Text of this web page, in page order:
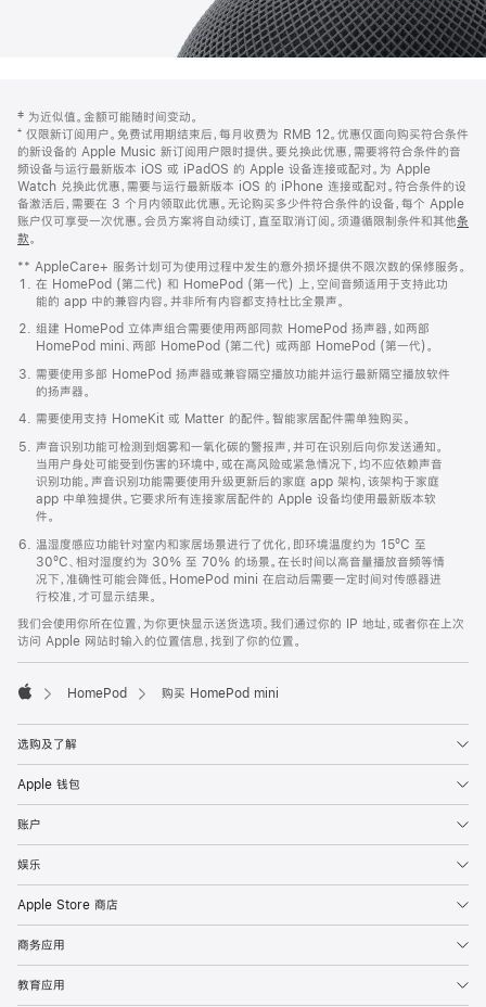
页
页
脚
注
‡ 为近似值。金额可能随时间变动。
⁺ 仅限新订阅用户。免费试用期结束后，每月收费为 RMB 12。优惠仅面向购买符合条件
的新设备的 Apple Music 新订阅用户限时提供。要兑换此优惠，需要将符合条件的音
频设备与运行最新版本 iOS 或 iPadOS 的 Apple 设备连接或配对。为 Apple
Watch 兑换此优惠，需要与运行最新版本 iOS 的 iPhone 连接或配对。符合条件的设
备激活后，需要在 3 个月内领取此优惠。无论购买多少件符合条件的设备，每个 Apple
账户仅可享受一次优惠。会员方案将自动续订，直至取消订阅。须遵循限制条件和其他条
款。
窗
口
中
打
开)
** AppleCare+ 服务计划可为使用过程中发生的意外损坏提供不限次数的保修服务。
在 HomePod (第二代) 和 HomePod (第一代) 上，空间音频适用于支持此功
能的 app 中的兼容内容。并非所有内容都支持杜比全景声。
组建 HomePod 立体声组合需要使用两部同款 HomePod 扬声器，如两部
HomePod mini、两部 HomePod (第二代) 或两部 HomePod (第一代)。
需要使用多部 HomePod 扬声器或兼容隔空播放功能并运行最新隔空播放软件
的扬声器。
需要使用支持 HomeKit 或 Matter 的配件。智能家居配件需单独购买。
声音识别功能可检测到烟雾和一氧化碳的警报声，并可在识别后向你发送通知。
当用户身处可能受到伤害的环境中，或在高风险或紧急情况下，均不应依赖声音
识别功能。声音识别功能需要使用升级更新后的家庭 app 架构，该架构于家庭
app 中单独提供。它要求所有连接家居配件的 Apple 设备均使用最新版本软
件。
温湿度感应功能针对室内和家居场景进行了优化，即环境温度约为 15ºC 至
30ºC、相对湿度约为 30% 至 70% 的场景。在长时间以高音量播放音频等情
况下，准确性可能会降低。HomePod mini 在启动后需要一定时间对传感器进
行校准，才可显示结果。
我们会使用你所在位置，为你更快显示送货选项。我们通过你的 IP 地址，或者你在上次
访问 Apple 网站时输入的位置信息，找到了你的位置。
HomePod 购买 HomePod mini
选购及了解
Apple 钱包
账户
娱乐
Apple Store 商店
商务应用
教育应用